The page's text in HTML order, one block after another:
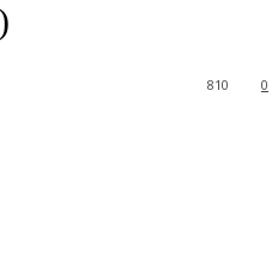
0
810